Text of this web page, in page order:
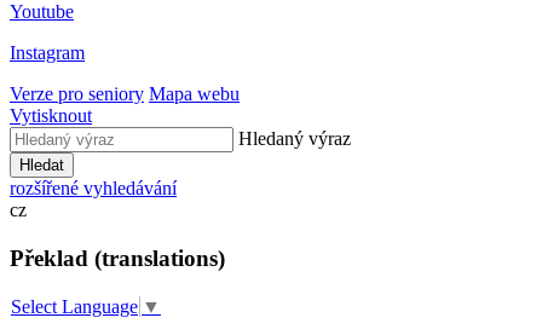
Youtube
Instagram
Verze pro seniory Mapa webu
Vytisknout
Hledaný výraz
Hledat
rozšířené vyhledávání
cz
Překlad (translations)
Select Language ▼